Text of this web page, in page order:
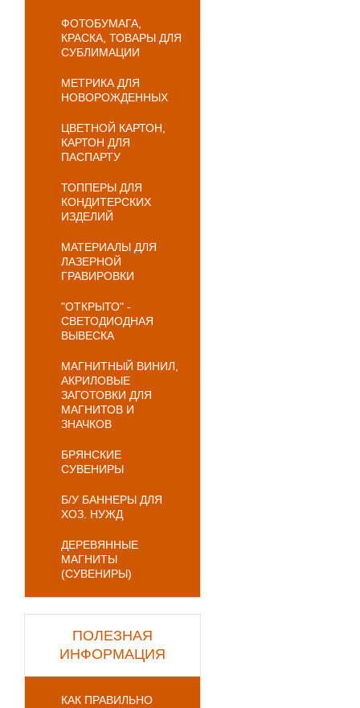
ФОТОБУМАГА,
КРАСКА, ТОВАРЫ ДЛЯ
СУБЛИМАЦИИ
МЕТРИКА ДЛЯ
НОВОРОЖДЕННЫХ
ЦВЕТНОЙ КАРТОН,
КАРТОН ДЛЯ
ПАСПАРТУ
ТОППЕРЫ ДЛЯ
КОНДИТЕРСКИХ
ИЗДЕЛИЙ
МАТЕРИАЛЫ ДЛЯ
ЛАЗЕРНОЙ
ГРАВИРОВКИ
"ОТКРЫТО" -
СВЕТОДИОДНАЯ
ВЫВЕСКА
МАГНИТНЫЙ ВИНИЛ,
АКРИЛОВЫЕ
ЗАГОТОВКИ ДЛЯ
МАГНИТОВ И
ЗНАЧКОВ
БРЯНСКИЕ
СУВЕНИРЫ
Б/У БАННЕРЫ ДЛЯ
ХОЗ. НУЖД
ДЕРЕВЯННЫЕ
МАГНИТЫ
(СУВЕНИРЫ)
ПОЛЕЗНАЯ
ИНФОРМАЦИЯ
КАК ПРАВИЛЬНО